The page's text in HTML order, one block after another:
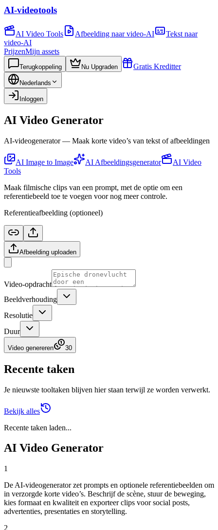
AI-videotools
AI Video Tools Afbeelding naar video-AI
Tekst naar
video-AI
PrijzenMijn assets
Terugkoppeling Nu Upgraden Gratis Kreditter
Nederlands
Inloggen
AI Video Generator
AI-videogenerator — Maak korte video’s van tekst of afbeeldingen
AI Image to Image AI Afbeeldingsgenerator
AI Video
Tools
Maak filmische clips van een prompt, met de optie om een
referentiebeeld toe te voegen voor nog meer controle.
Referentieafbeelding (optioneel)
Afbeelding uploaden
Video-opdracht
Beeldverhouding
Resolutie
Duur
Video genereren 30
Recente taken
Je nieuwste tooltaken blijven hier staan terwijl ze worden verwerkt.
Bekijk alles
Recente taken laden...
AI Video Generator
1
De AI-videogenerator zet prompts en optionele referentiebeelden om
in verzorgde korte video’s. Beschrijf de scène, stuur de beweging,
kies formaat en kwaliteit en exporteer clips voor social posts,
advertenties, presentaties en storytelling.
2